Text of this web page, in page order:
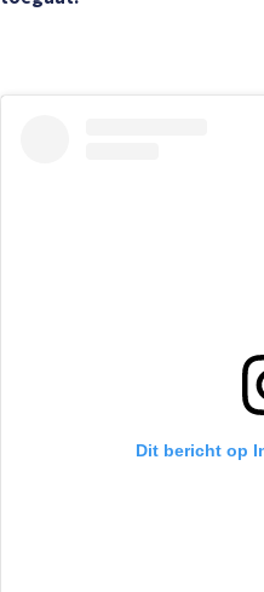
Dit bericht op